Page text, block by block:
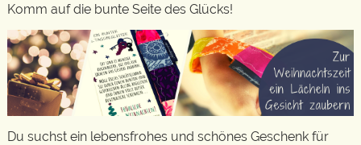
Komm auf die bunte Seite des Glücks!
Du suchst ein lebensfrohes und schönes Geschenk für